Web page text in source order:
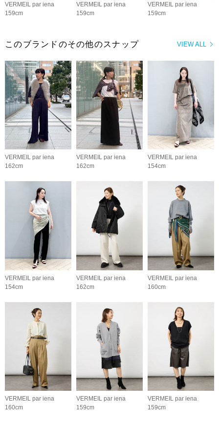
VERMEIL par iena
159cm
VERMEIL par iena
159cm
VERMEIL par iena
159cm
VIEW ALL
このブランドのその他のスナップ
VERMEIL par iena
162cm
VERMEIL par iena
162cm
VERMEIL par iena
154cm
VERMEIL par iena
154cm
VERMEIL par iena
162cm
VERMEIL par iena
160cm
VERMEIL par iena
160cm
VERMEIL par iena
159cm
VERMEIL par iena
159cm